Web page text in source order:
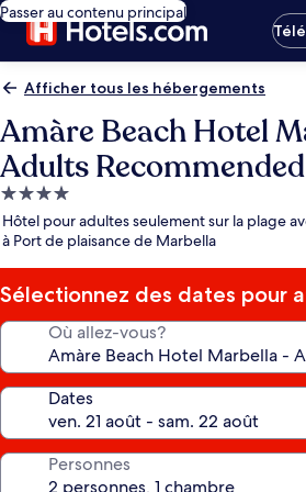
Passer au contenu principal
Afficher tous les hébergements
Amàre Beach Hotel
Adults Recommended
Hébergement
4.0 étoiles
Hôtel pour adultes seulement sur la plage
à Port de plaisance de Marbella
Sélectionnez des dates pour
Où allez-vous?
Dates
Personnes